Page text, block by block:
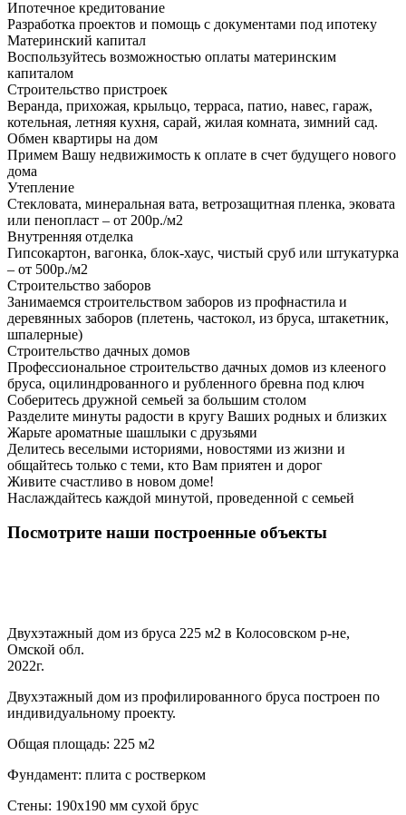
Ипотечное кредитование
Разработка проектов и помощь с документами под ипотеку
Материнский капитал
Воспользуйтесь возможностью оплаты материнским
капиталом
Строительство пристроек
Веранда, прихожая, крыльцо, терраса, патио, навес, гараж,
котельная, летняя кухня, сарай, жилая комната, зимний сад.
Обмен квартиры на дом
Примем Вашу недвижимость к оплате в счет будущего нового
дома
Утепление
Стекловата, минеральная вата, ветрозащитная пленка, эковата
или пенопласт – от 200р./м2
Внутренняя отделка
Гипсокартон, вагонка, блок-хаус, чистый сруб или штукатурка
– от 500р./м2
Строительство заборов
Занимаемся строительством заборов из профнастила и
деревянных заборов (плетень, частокол, из бруса, штакетник,
шпалерные)
Строительство дачных домов
Профессиональное строительство дачных домов из клееного
бруса, оцилиндрованного и рубленного бревна под ключ
Соберитесь дружной семьей за большим столом
Разделите минуты радости в кругу Ваших родных и близких
Жарьте ароматные шашлыки с друзьями
Делитесь веселыми историями, новостями из жизни и
общайтесь только с теми, кто Вам приятен и дорог
Живите счастливо в новом доме!
Наслаждайтесь каждой минутой, проведенной с семьей
Посмотрите наши построенные объекты
Двухэтажный дом из бруса 225 м2 в Колосовском р-не,
Омской обл.
2022г.
Двухэтажный дом из профилированного бруса построен по
индивидуальному проекту.
Общая площадь: 225 м2
Фундамент: плита с ростверком
Стены: 190х190 мм сухой брус